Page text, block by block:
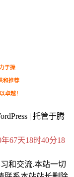
于操
和推荐
卓越！
| 托管于腾
年67天18时40分20
和交流.本站一切